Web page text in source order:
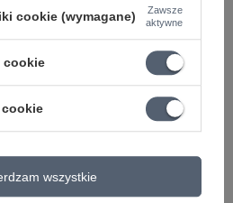
ocena:
5/5
cookie (wymagane)
Zawsze
aktywne
cookie
cookie
wszystkie